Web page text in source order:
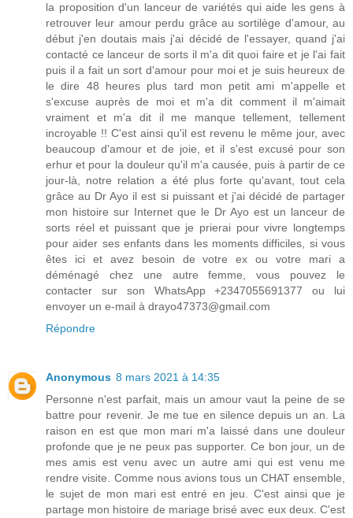
la proposition d'un lanceur de variétés qui aide les gens à
retrouver leur amour perdu grâce au sortilège d'amour, au
début j'en doutais mais j'ai décidé de l'essayer, quand j'ai
contacté ce lanceur de sorts il m'a dit quoi faire et je l'ai fait
puis il a fait un sort d'amour pour moi et je suis heureux de
le dire 48 heures plus tard mon petit ami m'appelle et
s'excuse auprès de moi et m'a dit comment il m'aimait
vraiment et m'a dit il me manque tellement, tellement
incroyable !! C'est ainsi qu'il est revenu le même jour, avec
beaucoup d'amour et de joie, et il s'est excusé pour son
erhur et pour la douleur qu'il m'a causée, puis à partir de ce
jour-là, notre relation a été plus forte qu'avant, tout cela
grâce au Dr Ayo il est si puissant et j'ai décidé de partager
mon histoire sur Internet que le Dr Ayo est un lanceur de
sorts réel et puissant que je prierai pour vivre longtemps
pour aider ses enfants dans les moments difficiles, si vous
êtes ici et avez besoin de votre ex ou votre mari a
déménagé chez une autre femme, vous pouvez le
contacter sur son WhatsApp +2347055691377 ou lui
envoyer un e-mail à drayo47373@gmail.com
Répondre
Anonymous 8 mars 2021 à 14:35
Personne n'est parfait, mais un amour vaut la peine de se
battre pour revenir. Je me tue en silence depuis un an. La
raison en est que mon mari m'a laissé dans une douleur
profonde que je ne peux pas supporter. Ce bon jour, un de
mes amis est venu avec un autre ami qui est venu me
rendre visite. Comme nous avions tous un CHAT ensemble,
le sujet de mon mari est entré en jeu. C'est ainsi que je
partage mon histoire de mariage brisé avec eux deux. C'est